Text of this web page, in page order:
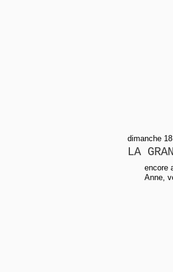
dimanche
LA
encore
Anne,